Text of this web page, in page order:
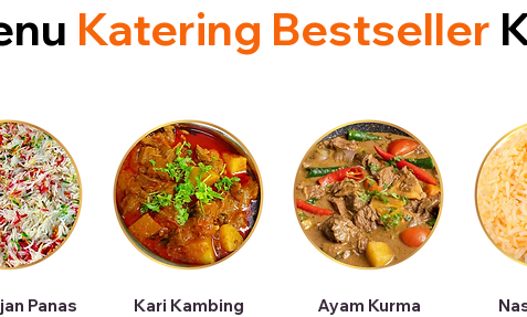
Katering Bestseller
Panas Kari Kambing Ayam Kurma